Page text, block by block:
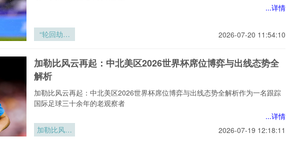
...详情
“轮回劫：
决”
2026-07-20 11:54:10
加勒比风云再起：中北美区2026世界杯席位博弈与出线态势全
解析
加勒比风云再起：中北美区2026世界杯席位博弈与出线态势全解析作为一名跟踪
国际足球三十余年的老观察者
...详情
加勒比风云
2026-07-19 12:18:11